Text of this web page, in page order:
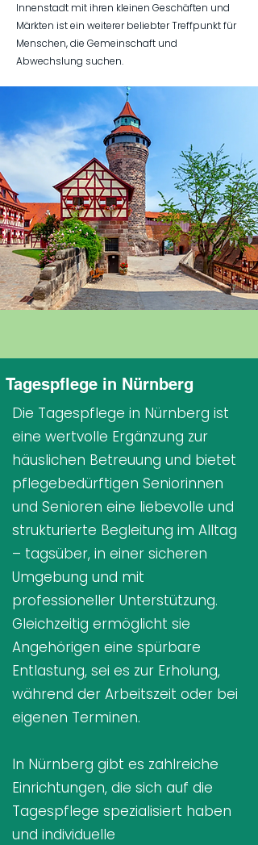
Innenstadt mit ihren kleinen Geschäften und
Märkten ist ein weiterer beliebter Treffpunkt für
Menschen, die Gemeinschaft und
Abwechslung suchen.
Tagespflege in Nürnberg
Die Tagespflege in Nürnberg ist
eine wertvolle Ergänzung zur
häuslichen Betreuung und bietet
pflegebedürftigen Seniorinnen
und Senioren eine liebevolle und
strukturierte Begleitung im Alltag
– tagsüber, in einer sicheren
Umgebung und mit
professioneller Unterstützung.
Gleichzeitig ermöglicht sie
Angehörigen eine spürbare
Entlastung, sei es zur Erholung,
während der Arbeitszeit oder bei
eigenen Terminen.
In Nürnberg gibt es zahlreiche
Einrichtungen, die sich auf die
Tagespflege spezialisiert haben
und individuelle